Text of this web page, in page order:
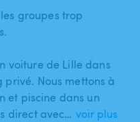
groupes trop
voiture de Lille dans
Nous mettons à
et piscine dans un
direct avec… voir plus